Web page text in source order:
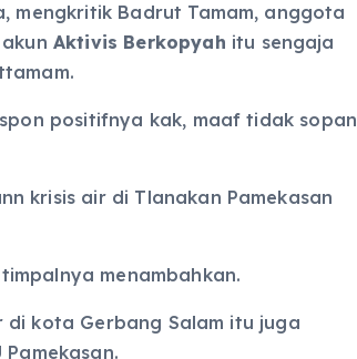
mengkritik Badrut Tamam, anggota
Aktivis Berkopyah itu sengaja
positifnya kak, maaf tidak sopan
krisis air di Tlanakan Pamekasan
menambahkan.
di kota Gerbang Salam itu juga